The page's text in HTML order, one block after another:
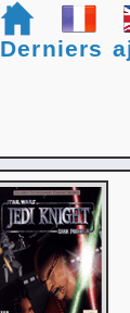
Derniers